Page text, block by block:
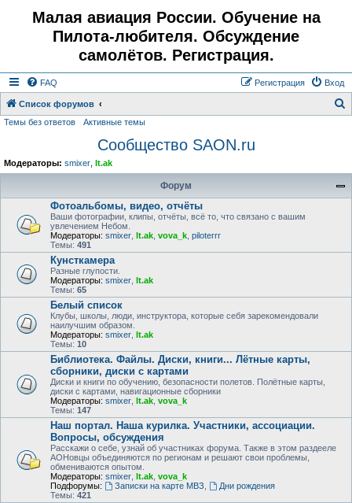
Малая авиация России. Обучение на
Пилота-любителя. Обсуждение
самолётов. Регистрация.
FAQ Вход
Регистрация
Список форумов
Темы без ответов Активные темы
Сообщество SAON.ru
Модераторы: smixer lt.ak
Форум
Фотоальбомы, видео, отчёты
Ваши фотографии, клипы, отчёты, всё то, что связано с вашим
увлечением Небом.
Модераторы: smixer lt.ak vova_k piloterrr
Темы: 491
Кунсткамера
Разные глупости.
Модераторы: smixer lt.ak
Темы: 65
Белый список
Клубы, школы, люди, инструктора, которые себя зарекомендовали
наилучшим образом.
Модераторы: smixer lt.ak
Темы: 10
Библиотека. Файлы. Диски, книги... Лётные карты,
сборники, диски с картами
Диски и книги по обучению, безопасности полетов. Полётные карты,
диски с картами, навигационные сборники
Модераторы: smixer lt.ak vova_k
Темы: 147
Наш портал. Наша курилка. Участники, ассоциации.
Вопросы, обсуждения
Расскажи о себе, узнай об участниках форума. Также в этом раздееле
АОНовцы объединяются по регионам и решают свои проблемы,
обмениваются опытом.
Модераторы: smixer lt.ak vova_k
Подфорумы:
Записки на карте МВЗ
Дни рождения
Темы: 421